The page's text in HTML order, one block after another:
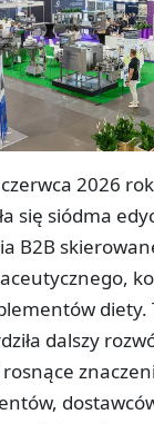
2026
się siódma
B2B
diety.
dalszy